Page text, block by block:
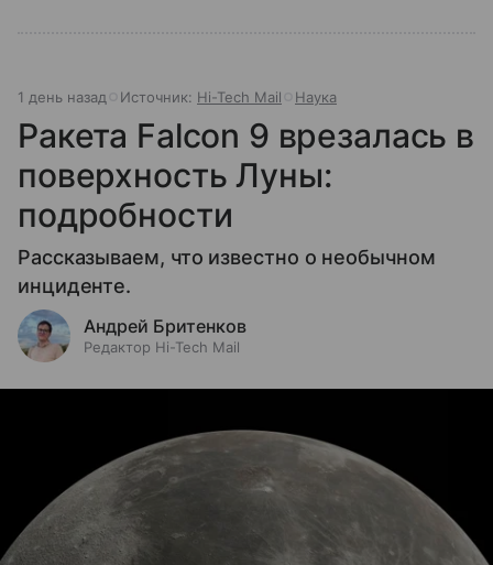
1 день назад Источник: Hi-Tech Mail Наука
Ракета Falcon 9 врезалась в
поверхность Луны:
подробности
Рассказываем, что известно о необычном
инциденте.
Андрей Бритенков
Редактор Hi-Tech Mail